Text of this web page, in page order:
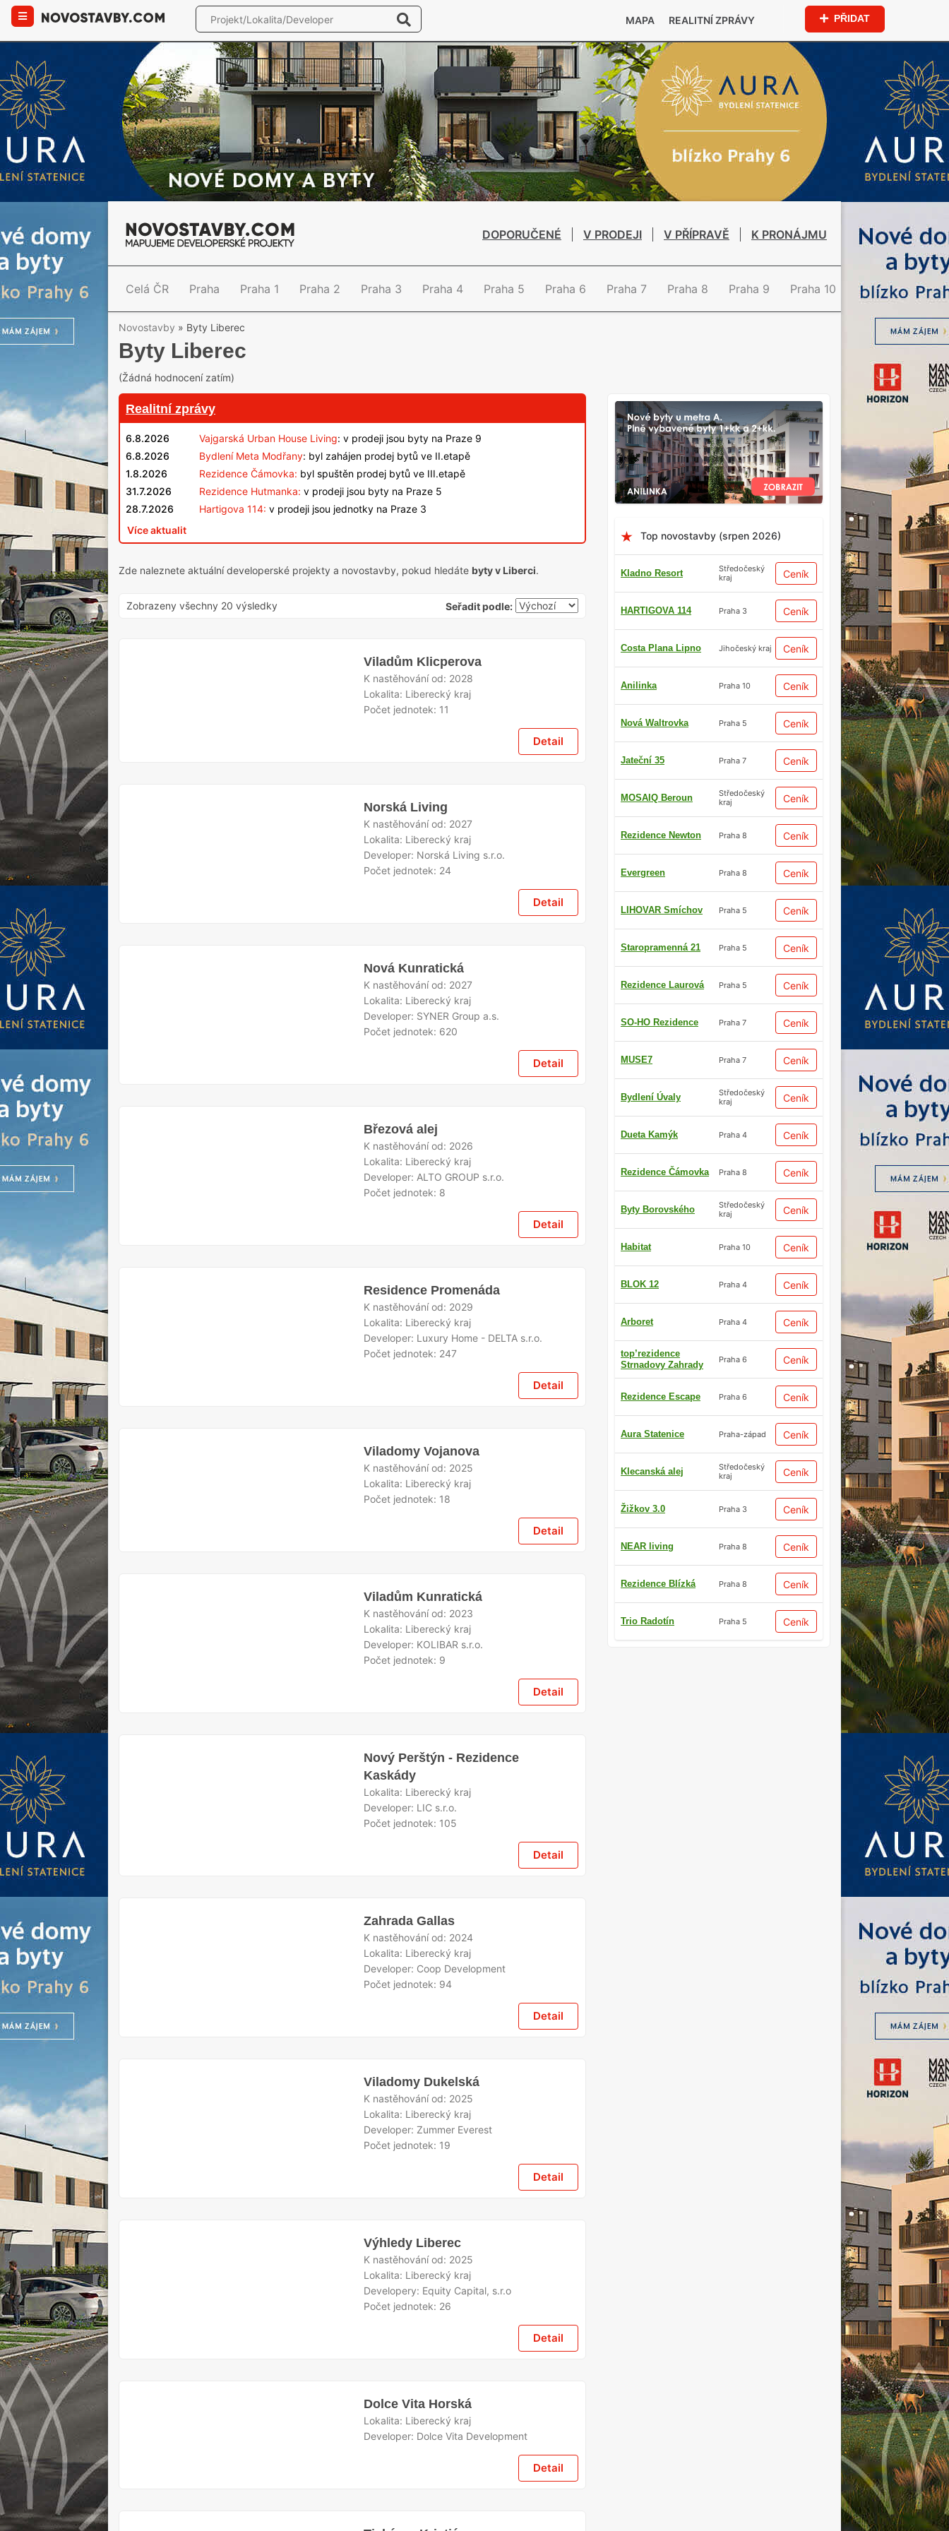
MAPA REALITNÍ ZPRÁVY PŘIDAT
DOPORUČENÉ V PRODEJI V PŘÍPRAVĚ K PRONÁJMU
Celá ČR Praha Praha 1 Praha 2 Praha 3 Praha 4 Praha 5 Praha 6 Praha 7 Praha 8 Praha 9 Praha 10
Novostavby » Byty Liberec
Byty Liberec
(Žádná hodnocení zatím)
Top novostavby (srpen 2026)
Kladno Resort
Středočeský
kraj
Ceník
HARTIGOVA 114 Praha 3 Ceník
Costa Plana Lipno Jihočeský kraj Ceník
Anilinka Praha 10 Ceník
Nová Waltrovka Praha 5 Ceník
Jateční 35 Praha 7 Ceník
MOSAIQ Beroun
Středočeský
kraj
Ceník
Rezidence Newton Praha 8 Ceník
Evergreen Praha 8 Ceník
LIHOVAR Smíchov Praha 5 Ceník
Staropramenná 21 Praha 5 Ceník
Rezidence Laurová Praha 5 Ceník
SO-HO Rezidence Praha 7 Ceník
MUSE7 Praha 7 Ceník
Bydlení Úvaly
Středočeský
kraj
Ceník
Dueta Kamýk Praha 4 Ceník
Rezidence Čámovka Praha 8 Ceník
Byty Borovského
Středočeský
kraj
Ceník
Habitat Praha 10 Ceník
BLOK 12 Praha 4 Ceník
Arboret Praha 4 Ceník
top’rezidence
Strnadovy Zahrady
Praha 6 Ceník
Rezidence Escape Praha 6 Ceník
Aura Statenice Praha-západ Ceník
Klecanská alej
Středočeský
kraj
Ceník
Žižkov 3.0 Praha 3 Ceník
NEAR living Praha 8 Ceník
Rezidence Blízká Praha 8 Ceník
Trio Radotín Praha 5 Ceník
Realitní zprávy
6.8.2026 Vajgarská Urban House Living: v prodeji jsou byty na Praze 9
6.8.2026
Bydlení Meta Modřany: byl zahájen prodej bytů ve II.etapě
1.8.2026
Rezidence Čámovka: byl spuštěn prodej bytů ve III.etapě
31.7.2026
Rezidence Hutmanka: v prodeji jsou byty na Praze 5
28.7.2026
Hartigova 114: v prodeji jsou jednotky na Praze 3
Více aktualit
Zde naleznete aktuální developerské projekty a novostavby, pokud hledáte byty v Liberci.
Zobrazeny všechny 20 výsledky Seřadit podle:
Viladům Klicperova
K nastěhování od: 2028
Lokalita: Liberecký kraj
Počet jednotek: 11
Detail
Norská Living
K nastěhování od: 2027
Lokalita: Liberecký kraj
Developer: Norská Living s.r.o.
Počet jednotek: 24
Detail
Nová Kunratická
K nastěhování od: 2027
Lokalita: Liberecký kraj
Developer: SYNER Group a.s.
Počet jednotek: 620
Detail
Březová alej
K nastěhování od: 2026
Lokalita: Liberecký kraj
Developer: ALTO GROUP s.r.o.
Počet jednotek: 8
Detail
Residence Promenáda
K nastěhování od: 2029
Lokalita: Liberecký kraj
Developer: Luxury Home - DELTA s.r.o.
Počet jednotek: 247
Detail
Viladomy Vojanova
K nastěhování od: 2025
Lokalita: Liberecký kraj
Počet jednotek: 18
Detail
Viladům Kunratická
K nastěhování od: 2023
Lokalita: Liberecký kraj
Developer: KOLIBAR s.r.o.
Počet jednotek: 9
Detail
Nový Perštýn - Rezidence
Kaskády
Lokalita: Liberecký kraj
Developer: LIC s.r.o.
Počet jednotek: 105
Detail
Zahrada Gallas
K nastěhování od: 2024
Lokalita: Liberecký kraj
Developer: Coop Development
Počet jednotek: 94
Detail
Viladomy Dukelská
K nastěhování od: 2025
Lokalita: Liberecký kraj
Developer: Zummer Everest
Počet jednotek: 19
Detail
Výhledy Liberec
K nastěhování od: 2025
Lokalita: Liberecký kraj
Developery: Equity Capital, s.r.o
Počet jednotek: 26
Detail
Dolce Vita Horská
Lokalita: Liberecký kraj
Developer: Dolce Vita Development
Detail